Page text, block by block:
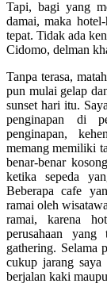
Tapi, bagi yang
damai, maka
tepat. Tidak ada
Cidomo, delman
Tanpa terasa,
pun mulai gelap
sunset hari itu.
penginapan di
penginapan,
memang memiliki
benar-benar
ketika sepeda
Beberapa cafe
ramai oleh
ramai, karena
perusahaan yang
gathering. Selama
cukup jarang saya
berjalan kaki